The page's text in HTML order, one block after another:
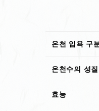
온천 입욕 구
온천수의 성질
효능